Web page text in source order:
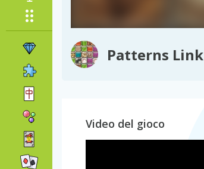
Patterns Link
Video del gioco